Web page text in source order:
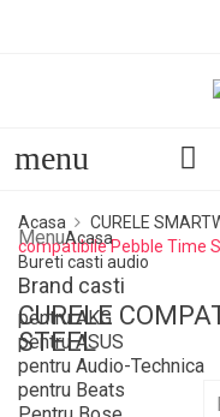
menu
MenuAcasa
Bureti casti audio
Brand casti
pentru AKG
pentru ASUS
pentru Audio-Technica
pentru Beats
Acasa CURELE
compatibile Pebble Time
CURELE
STEEL